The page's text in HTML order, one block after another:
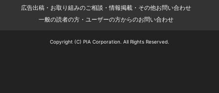
広告出稿・お取り組みのご相談・情報掲載・その他お問い合わせ
一般の読者の方・ユーザーの方からのお問い合わせ
Copyright (C) PIA Corporation. All Rights Reserved.